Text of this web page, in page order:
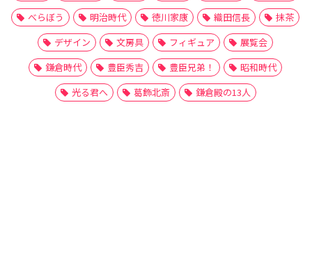
べらぼう
明治時代 徳川家康 織田信長
抹茶
デザイン
文房具 フィギュア
展覧会
鎌倉時代
豊臣秀吉 豊臣兄弟！
昭和時代
光る君へ
葛飾北斎 鎌倉殿の13人